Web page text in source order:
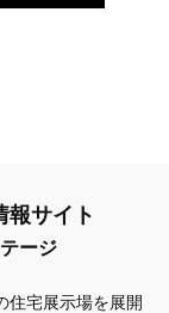
報サイト
ージ
住宅展示場を展開